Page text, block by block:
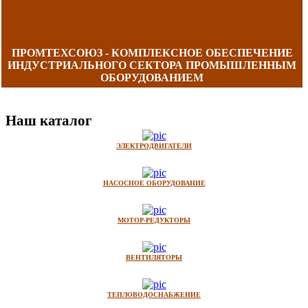
ПРОМТЕХСОЮЗ - КОМПЛЕКСНОЕ ОБЕСПЕЧЕНИЕ
ИНДУСТРИАЛЬНОГО СЕКТОРА ПРОМЫШЛЕННЫМ
ОБОРУДОВАНИЕМ
Наш каталог
ЭЛЕКТРОДВИГАТЕЛИ
НАСОСНОЕ ОБОРУДОВАНИЕ
МОТОР-РЕДУКТОРЫ
ВЕНТИЛЯТОРЫ
ТЕПЛОВОДОСНАБЖЕНИЕ